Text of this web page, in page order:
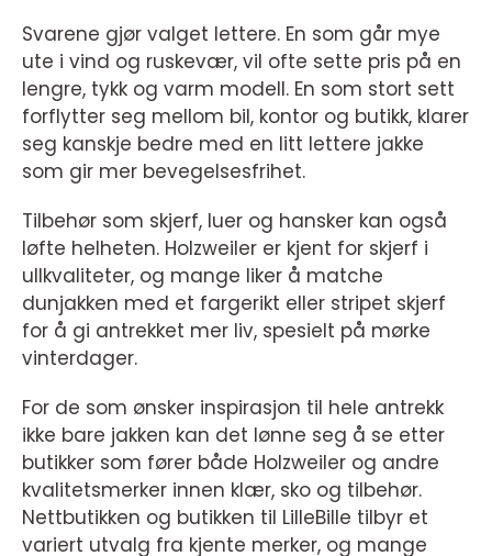
Svarene gjør valget lettere. En som går mye
ute i vind og ruskevær, vil ofte sette pris på en
lengre, tykk og varm modell. En som stort sett
forflytter seg mellom bil, kontor og butikk, klarer
seg kanskje bedre med en litt lettere jakke
som gir mer bevegelsesfrihet.
Tilbehør som skjerf, luer og hansker kan også
løfte helheten. Holzweiler er kjent for skjerf i
ullkvaliteter, og mange liker å matche
dunjakken med et fargerikt eller stripet skjerf
for å gi antrekket mer liv, spesielt på mørke
vinterdager.
For de som ønsker inspirasjon til hele antrekk
ikke bare jakken kan det lønne seg å se etter
butikker som fører både Holzweiler og andre
kvalitetsmerker innen klær, sko og tilbehør.
Nettbutikken og butikken til LilleBille tilbyr et
variert utvalg fra kjente merker, og mange